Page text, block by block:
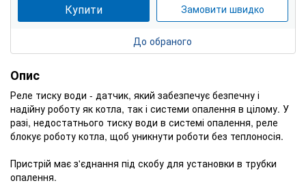
Купити Замовити швидко
До обраного
Опис
Реле тиску води - датчик, який забезпечує безпечну і
надійну роботу як котла, так і системи опалення в цілому. У
разі, недостатнього тиску води в системі опалення, реле
блокує роботу котла, щоб уникнути роботи без теплоносія.
Пристрій має з'єднання під скобу для установки в трубки
опалення.